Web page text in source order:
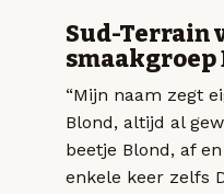
Sud-Terrain
smaakgroep
“Mijn naam zegt
Blond, altijd al
beetje Blond, af
enkele keer zelfs